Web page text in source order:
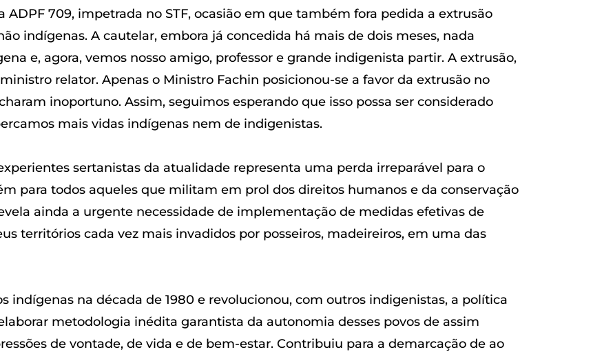
ADPF 709, impetrada no STF, ocasião em que também fora pedida a extrusão
indígenas. A cautelar, embora já concedida há mais de dois meses, nada
e, agora, vemos nosso amigo, professor e grande indigenista partir. A extrusão,
relator. Apenas o Ministro Fachin posicionou-se a favor da extrusão no
inoportuno. Assim, seguimos esperando que isso possa ser considerado
mais vidas indígenas nem de indigenistas.
sertanistas da atualidade representa uma perda irreparável para o
para todos aqueles que militam em prol dos direitos humanos e da conservação
ainda a urgente necessidade de implementação de medidas efetivas de
territórios cada vez mais invadidos por posseiros, madeireiros, em uma das
indígenas na década de 1980 e revolucionou, com outros indigenistas, a política
metodologia inédita garantista da autonomia desses povos de assim
de vontade, de vida e de bem-estar. Contribuiu para a demarcação de ao